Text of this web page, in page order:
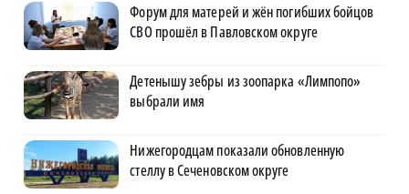
Форум для матерей и жён погибших бойцов
СВО прошёл в Павловском округе
Детенышу зебры из зоопарка «Лимпопо»
выбрали имя
Нижегородцам показали обновленную
стеллу в Сеченовском округе